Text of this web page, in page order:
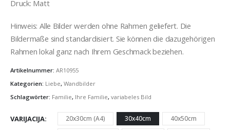
Druck: Matt
Hinweis: Alle Bilder werden ohne Rahmen geliefert. Die
Bildermaße sind standardisiert. Sie können die dazugehörigen
Rahmen lokal ganz nach Ihrem Geschmack beziehen.
Artikelnummer: AR10955
Kategorien: Liebe, Wandbilder
Schlagwörter: Familie, Ihre Familie, variabeles Bild
VARIJACIJA 20x30cm (A4) 30x40cm
40x50cm